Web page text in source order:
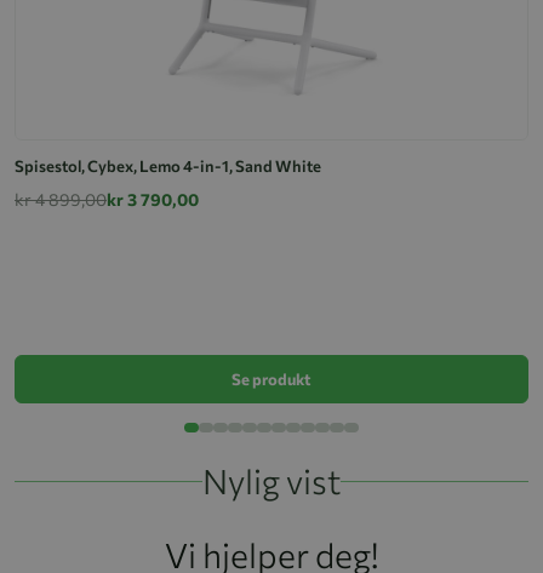
Spisestol, Cybex, Lemo 4-in-1, Sand White
kr 4 899,00kr 3 790,00
Se produkt
Nylig vist
Vi hjelper deg!